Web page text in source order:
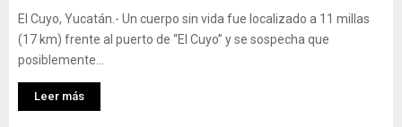
El Cuyo, Yucatán.- Un cuerpo sin vida fue localizado a 11 millas
(17 km) frente al puerto de “El Cuyo” y se sospecha que
posiblemente...
Leer más